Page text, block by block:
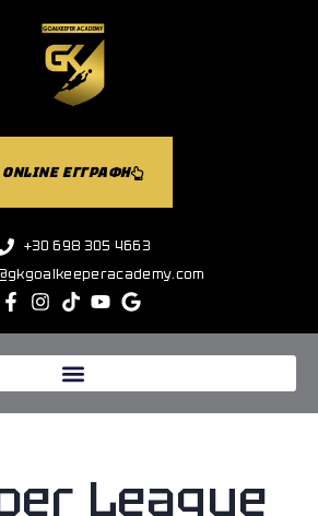
ONLINE ΕΓΓΡΑΦΗ
+30 698 305 4663
League